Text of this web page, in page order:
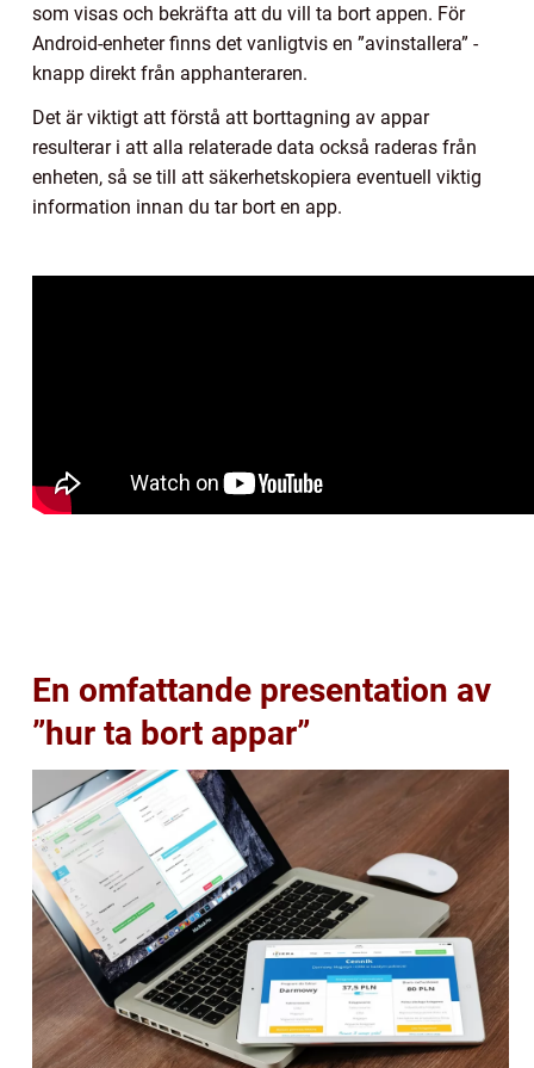
som visas och bekräfta att du vill ta bort appen. För
Android-enheter finns det vanligtvis en ”avinstallera” -
knapp direkt från apphanteraren.
Det är viktigt att förstå att borttagning av appar
resulterar i att alla relaterade data också raderas från
enheten, så se till att säkerhetskopiera eventuell viktig
information innan du tar bort en app.
En omfattande presentation av
”hur ta bort appar”